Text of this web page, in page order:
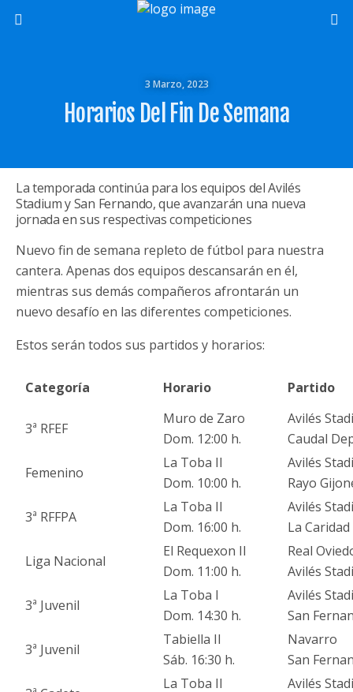
3 Marzo, 2023
Horarios Del Fin De Semana
La temporada continúa para los equipos del Avilés
Stadium y San Fernando, que avanzarán una nueva
jornada en sus respectivas competiciones
Nuevo fin de semana repleto de fútbol para nuestra
cantera. Apenas dos equipos descansarán en él,
mientras sus demás compañeros afrontarán un
nuevo desafío en las diferentes competiciones.
Estos serán todos sus partidos y horarios:
Categoría Horario Partido
3ª RFEF
Muro de Zaro
Dom. 12:00 h.
Avilés
Caudal
Femenino
La Toba II
Dom. 10:00 h.
Avilés
Rayo
3ª RFFPA
La Toba II
Dom. 16:00 h.
Avilés
La Caridad
Liga Nacional
El Requexon II
Dom. 11:00 h.
Real
Avilés
3ª Juvenil
La Toba I
Dom. 14:30 h.
Avilés
San
3ª Juvenil
Tabiella II
Sáb. 16:30 h.
Navarro
San
La Toba II
Avilés